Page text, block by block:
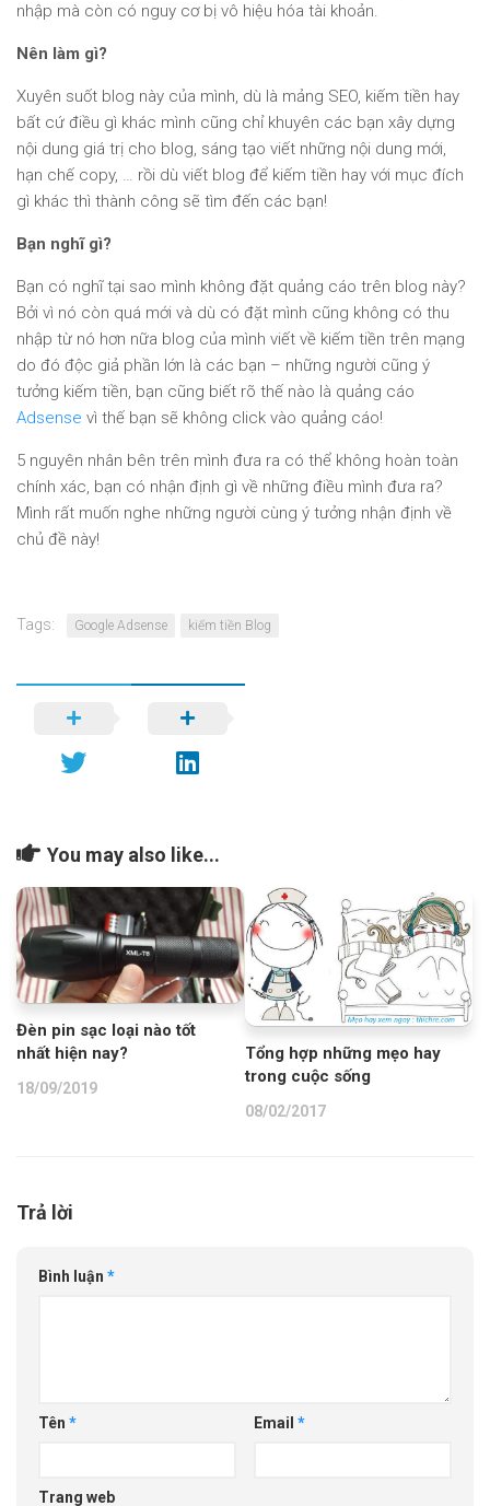
nhập mà còn có nguy cơ bị vô hiệu hóa tài khoản.
Nên làm gì?
Xuyên suốt blog này của mình, dù là mảng SEO, kiếm tiền hay
bất cứ điều gì khác mình cũng chỉ khuyên các bạn xây dựng
nội dung giá trị cho blog, sáng tạo viết những nội dung mới,
hạn chế copy, … rồi dù viết blog để kiếm tiền hay với mục đích
gì khác thì thành công sẽ tìm đến các bạn!
Bạn nghĩ gì?
Bạn có nghĩ tại sao mình không đặt quảng cáo trên blog này?
Bởi vì nó còn quá mới và dù có đặt mình cũng không có thu
nhập từ nó hơn nữa blog của mình viết về kiếm tiền trên mạng
do đó độc giả phần lớn là các bạn – những người cũng ý
tưởng kiếm tiền, bạn cũng biết rõ thế nào là quảng cáo
Adsense vì thế bạn sẽ không click vào quảng cáo!
5 nguyên nhân bên trên mình đưa ra có thể không hoàn toàn
chính xác, bạn có nhận định gì về những điều mình đưa ra?
Mình rất muốn nghe những người cùng ý tưởng nhận định về
chủ đề này!
Tags: Google Adsense kiếm tiền Blog
You may also like...
Đèn pin sạc loại nào tốt
nhất hiện nay?
18/09/2019
Tổng hợp những mẹo hay
trong cuộc sống
08/02/2017
Trả lời
Bình luận *
Tên * Email *
Trang web